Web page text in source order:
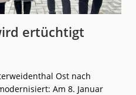
ertüchtigt
Ost nach
Am 8. Januar